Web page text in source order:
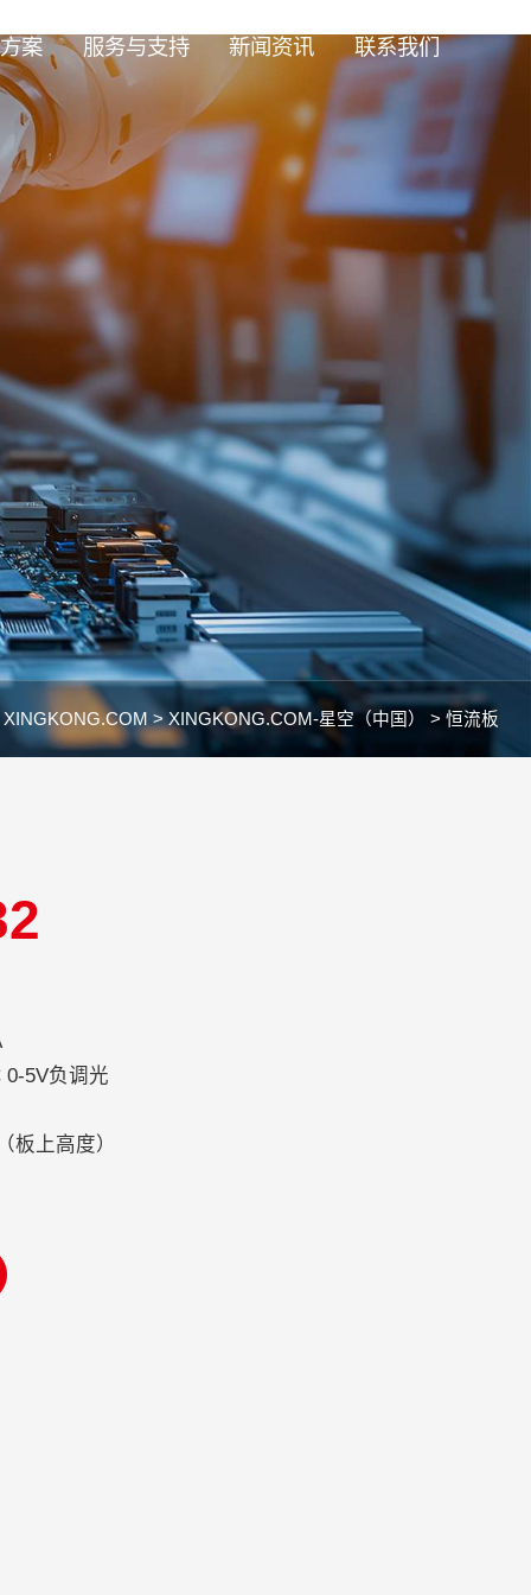
案 服务与支持 新闻资讯 联系我们
XINGKONG.COM >XINGKONG.COM-星空（中国） > 恒流板
50V/240mA
5V负调光
板上高度）